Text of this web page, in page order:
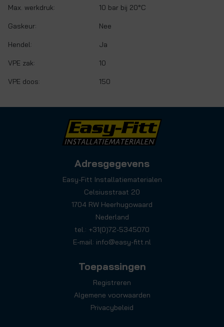
Max. werkdruk: 10 bar bij 20°C
Gaskeur: Nee
Hendel: Ja
VPE zak: 10
VPE doos: 150
Adresgegevens
Easy-Fitt Installatiematerialen
Celsiusstraat 20
1704 RW Heerhugowaard
Nederland
tel.: +31(0)72-5345070
E-mail: info@easy-fitt.nl
Toepassingen
Registreren
Algemene voorwaarden
Privacybeleid